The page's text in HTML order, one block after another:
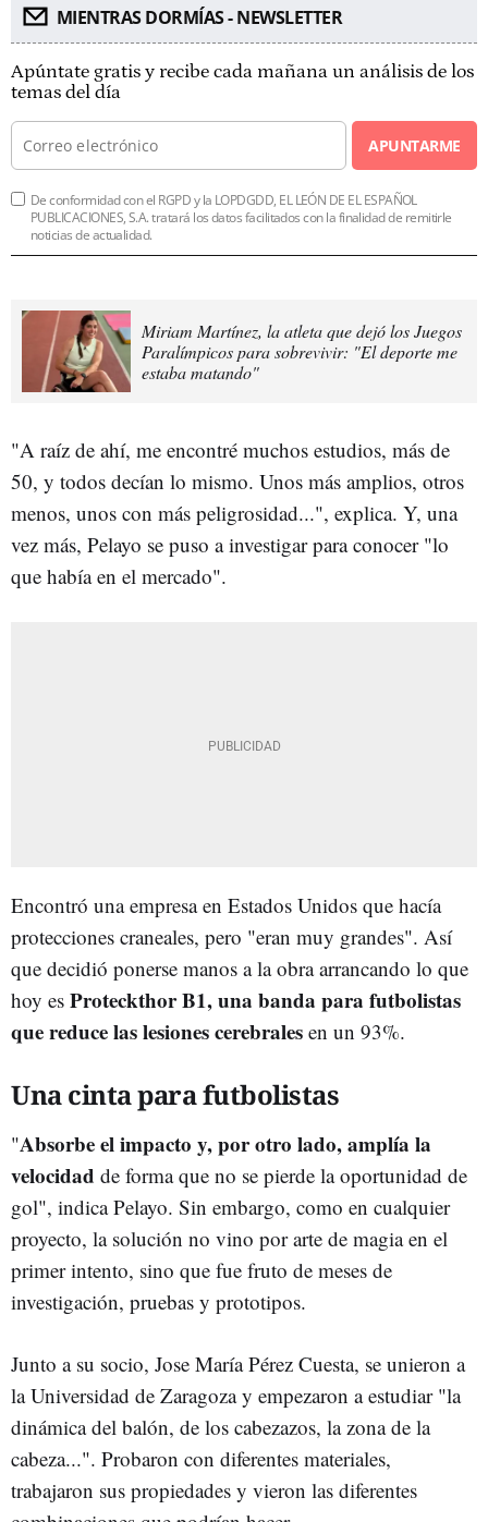
MIENTRAS DORMÍAS - NEWSLETTER
Apúntate gratis y recibe cada mañana un análisis de los
temas del día
APUNTARME
De conformidad con el RGPD y la LOPDGDD, EL LEÓN DE EL ESPAÑOL
PUBLICACIONES, S.A. tratará los datos facilitados con la finalidad de remitirle
noticias de actualidad.
Miriam Martínez, la atleta que dejó los Juegos
Paralímpicos para sobrevivir: "El deporte me
estaba matando"
"A raíz de ahí, me encontré muchos estudios, más de
50, y todos decían lo mismo. Unos más amplios, otros
menos, unos con más peligrosidad...", explica. Y, una
vez más, Pelayo se puso a investigar para conocer "lo
que había en el mercado".
Encontró una empresa en Estados Unidos que hacía
protecciones craneales, pero "eran muy grandes". Así
que decidió ponerse manos a la obra arrancando lo que
hoy es Proteckthor B1, una banda para futbolistas
que reduce las lesiones cerebrales en un 93%.
Una cinta para futbolistas
"Absorbe el impacto y, por otro lado, amplía la
velocidad de forma que no se pierde la oportunidad de
gol", indica Pelayo. Sin embargo, como en cualquier
proyecto, la solución no vino por arte de magia en el
primer intento, sino que fue fruto de meses de
investigación, pruebas y prototipos.
Junto a su socio, Jose María Pérez Cuesta, se unieron a
la Universidad de Zaragoza y empezaron a estudiar "la
dinámica del balón, de los cabezazos, la zona de la
cabeza...". Probaron con diferentes materiales,
trabajaron sus propiedades y vieron las diferentes